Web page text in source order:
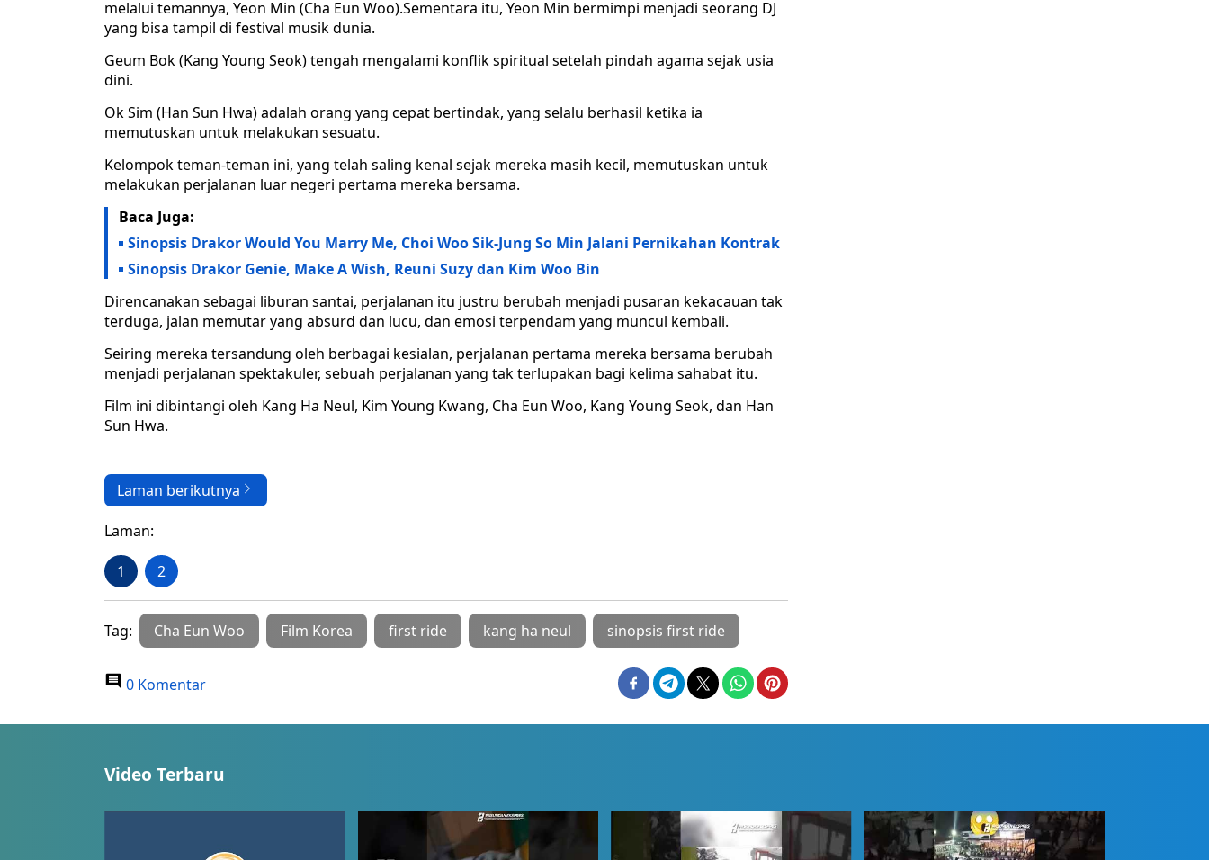
melalui temannya, Yeon Min (Cha Eun Woo).Sementara itu, Yeon Min bermimpi menjadi seorang DJ
yang bisa tampil di festival musik dunia.
Geum Bok (Kang Young Seok) tengah mengalami konflik spiritual setelah pindah agama sejak usia
dini.
Ok Sim (Han Sun Hwa) adalah orang yang cepat bertindak, yang selalu berhasil ketika ia
memutuskan untuk melakukan sesuatu.
Kelompok teman-teman ini, yang telah saling kenal sejak mereka masih kecil, memutuskan untuk
melakukan perjalanan luar negeri pertama mereka bersama.
Baca Juga:
Sinopsis Drakor Would You Marry Me, Choi Woo Sik-Jung So Min Jalani Pernikahan Kontrak
Sinopsis Drakor Genie, Make A Wish, Reuni Suzy dan Kim Woo Bin
Direncanakan sebagai liburan santai, perjalanan itu justru berubah menjadi pusaran kekacauan tak
terduga, jalan memutar yang absurd dan lucu, dan emosi terpendam yang muncul kembali.
Seiring mereka tersandung oleh berbagai kesialan, perjalanan pertama mereka bersama berubah
menjadi perjalanan spektakuler, sebuah perjalanan yang tak terlupakan bagi kelima sahabat itu.
Film ini dibintangi oleh Kang Ha Neul, Kim Young Kwang, Cha Eun Woo, Kang Young Seok, dan Han
Sun Hwa.
Laman berikutnya
Laman:
1 2
Tag: Cha Eun Woo Film Korea first ride kang ha neul sinopsis first ride
0 Komentar
Video Terbaru